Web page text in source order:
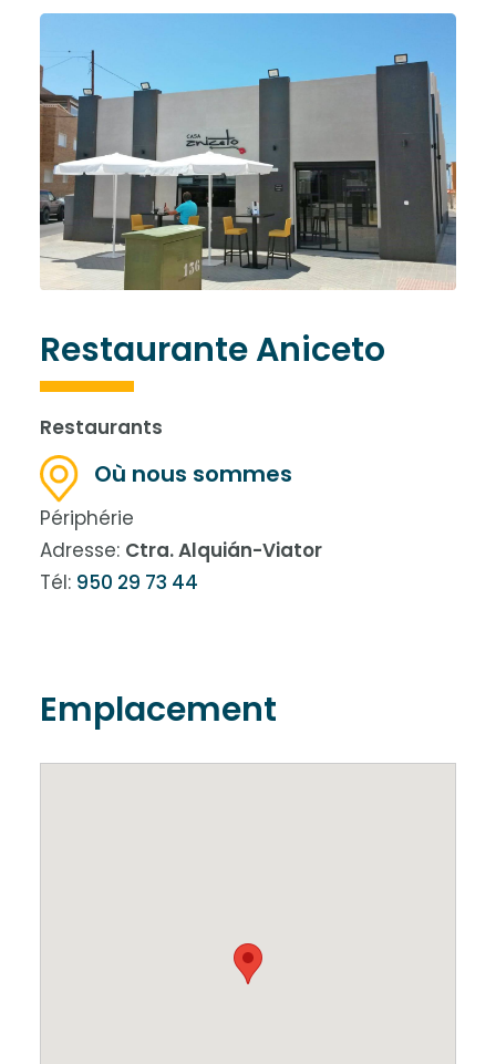
Restaurante Aniceto
Restaurants
Où nous sommes
Périphérie
Adresse: Ctra. Alquián-Viator
Tél: 950 29 73 44
Emplacement